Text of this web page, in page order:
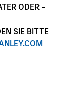
ODER -
SIE BITTE